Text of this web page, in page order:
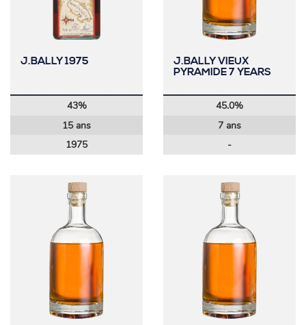
J.BALLY 1975
43%
15 ans
1975
J.BALLY VIEUX
PYRAMIDE 7 YEARS
45.0%
7 ans
-